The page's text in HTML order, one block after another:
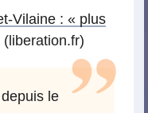
Vilaine : « plus
(liberation.fr)
le